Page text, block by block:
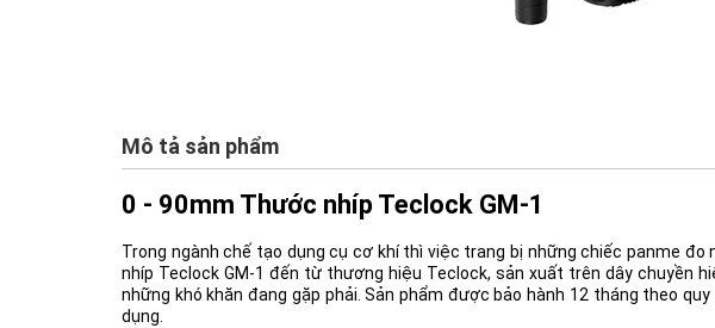
Mô tả sản phẩm
0 - 90mm Thước nhíp Teclock GM-1
Trong ngành chế tạo dụng cụ cơ khí thì việc trang bị những chiếc panme
nhíp Teclock GM-1 đến từ thương hiệu Teclock, sản xuất trên dây chuyền
những khó khăn đang gặp phải. Sản phẩm được bảo hành 12 tháng theo
dụng.